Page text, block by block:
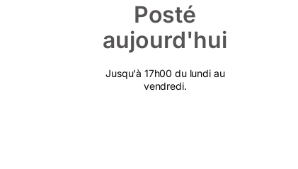
Posté
aujourd'hui
Jusqu'à 17h00 du lundi au
vendredi.